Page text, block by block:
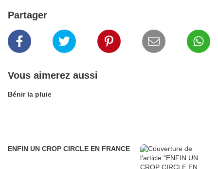
Partager
Vous aimerez aussi
Bénir la pluie
ENFIN UN CROP CIRCLE EN FRANCE